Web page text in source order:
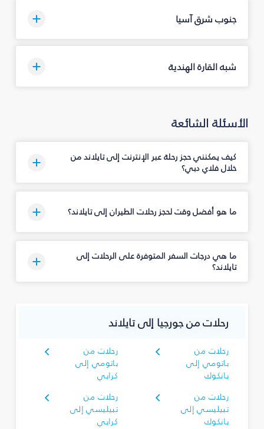
جنوب شرق آسيا
شبه القارة الهندية
الأسئلة الشائعة
كيف يمكنني حجز رحلة عبر الإنترنت إلى تايلاند من
خلال فلاي دبي؟
ما هو أفضل وقت لحجز رحلات الطيران إلى تايلاند؟
ما هي درجات السفر المتوفرة على الرحلات إلى
تايلاند؟
رحلات من جورجيا إلى تايلاند
رحلات من
باتومي إلى
بانكوك
رحلات من
باتومي إلى
كرابي
رحلات من
تبيليسي إلى
بانكوك
رحلات من
تبيليسي إلى
كرابي